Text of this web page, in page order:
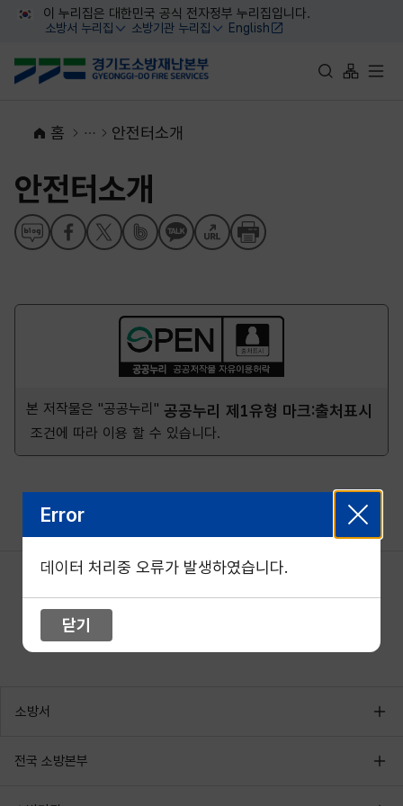
대메뉴 바로가기
본문 바로가기
이 누리집은 대한민국 공식 전자정부 누리집입니다.
소방서 누리집
열기
소방기관 누리집
열기
English
통합검색 바로가
사이트맵
전체
홈 안전터소개
안전터소개
본 저작물은 "공공누리" 공공누리 제1유형 마크:출처표시
조건에 따라 이용 할 수 있습니다.
소방서
전국 소방본부
Error
데이터 처리중 오류가 발생하였습니다.
닫기